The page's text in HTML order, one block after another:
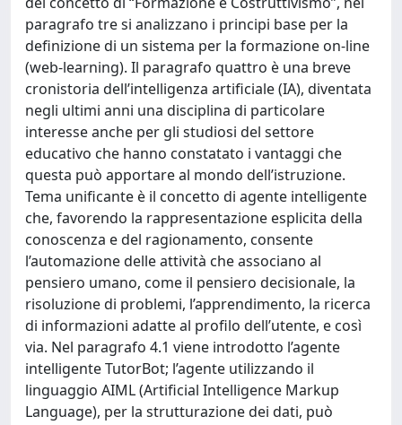
paragrafo tre si analizzano i principi base per la
definizione di un sistema per la formazione on-line
(web-learning). Il paragrafo quattro è una breve
cronistoria dell’intelligenza artificiale (IA), diventata
negli ultimi anni una disciplina di particolare
interesse anche per gli studiosi del settore
educativo che hanno constatato i vantaggi che
questa può apportare al mondo dell’istruzione.
Tema unificante è il concetto di agente intelligente
che, favorendo la rappresentazione esplicita della
conoscenza e del ragionamento, consente
l’automazione delle attività che associano al
pensiero umano, come il pensiero decisionale, la
risoluzione di problemi, l’apprendimento, la ricerca
di informazioni adatte al profilo dell’utente, e così
via. Nel paragrafo 4.1 viene introdotto l’agente
intelligente TutorBot; l’agente utilizzando il
linguaggio AIML (Artificial Intelligence Markup
Language), per la strutturazione dei dati, può